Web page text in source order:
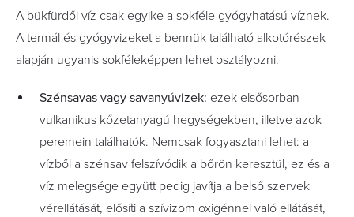
A bükfürdői víz csak egyike a sokféle gyógyhatású víznek.
A termál és gyógyvizeket a bennük található alkotórészek
alapján ugyanis sokféleképpen lehet osztályozni.
Szénsavas vagy savanyúvizek: ezek elsősorban
vulkanikus kőzetanyagú hegységekben, illetve azok
peremein találhatók. Nemcsak fogyasztani lehet: a
vízből a szénsav felszívódik a bőrön keresztül, ez és a
víz melegsége együtt pedig javítja a belső szervek
vérellátását, elősíti a szívizom oxigénnel való ellátását,